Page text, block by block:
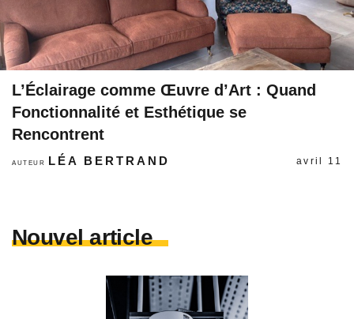
L’Éclairage comme Œuvre d’Art : Quand
Fonctionnalité et Esthétique se
Rencontrent
AUTEUR LÉA BERTRAND avril 11
Nouvel article